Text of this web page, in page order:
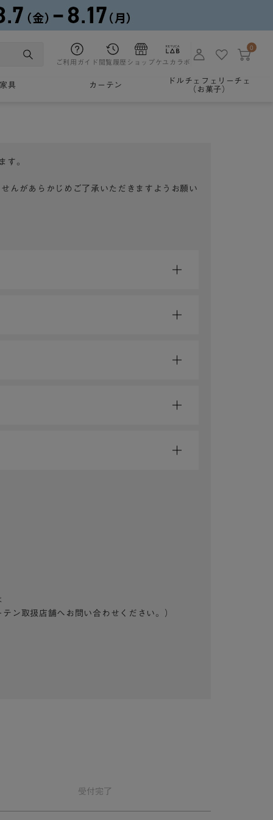
ご利用ガイド 閲覧履歴 ショップケユカラボ
0
家具 カーテン
ドルチェフェリーチェ
（お菓子）
す。
んがあらかじめご了承いただきますようお願い
ン取扱店舗へお問い合わせください。）
受付完了